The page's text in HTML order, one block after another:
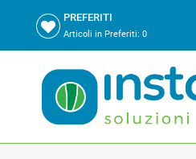
PREFERITI
Articoli in Preferiti: 0